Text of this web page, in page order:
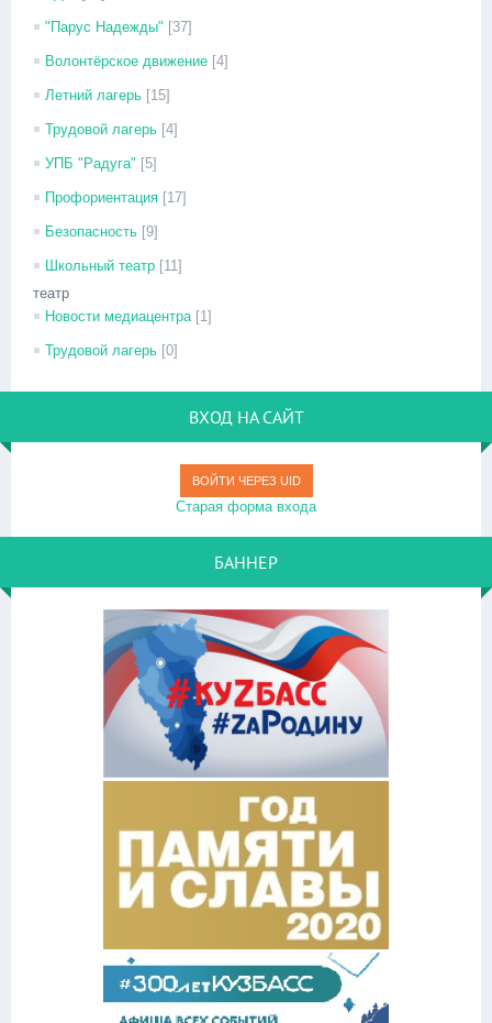
"Парус Надежды" [37]
Волонтёрское движение [4]
Летний лагерь [15]
Трудовой лагерь [4]
УПБ "Радуга" [5]
Профориентация [17]
Безопасность [9]
Школьный театр [11]
театр
Новости медиацентра [1]
Трудовой лагерь [0]
ВХОД НА САЙТ
ВОЙТИ ЧЕРЕЗ UID
Старая форма входа
БАННЕР